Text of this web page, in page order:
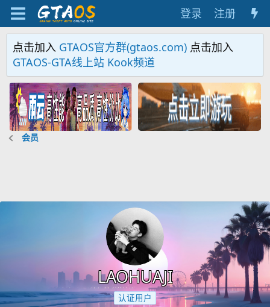
登录 注册
点击加入 GTAOS官方群(gtaos.com) 点击加入
GTAOS-GTA线上站 Kook频道
会员
LAOHUAJI
认证用户